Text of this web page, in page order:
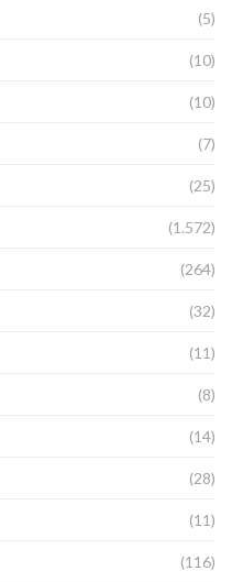
(5)
(10)
(10)
(7)
(25)
(1.572)
(264)
(32)
(11)
(8)
(14)
(28)
(11)
(116)